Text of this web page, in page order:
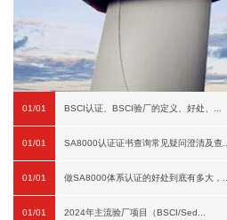
01/01 BSCI认证、BSCI验厂的定义、好处、...
01/01 SA8000认证证书查询常见疑问澄清及查...
01/01 做SA8000体系认证的好处到底有多大，...
01/01 2024年主流验厂项目（BSCI/Sed...